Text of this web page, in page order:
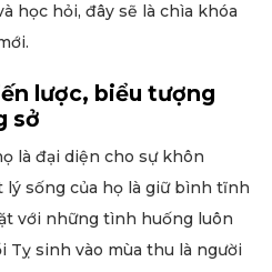
học hỏi, đây sẽ là chìa khóa
lược, biểu tượng
sở
là đại diện cho sự khôn
lý sống của họ là giữ bình tĩnh
với những tình huống luôn
Tỵ sinh vào mùa thu là người